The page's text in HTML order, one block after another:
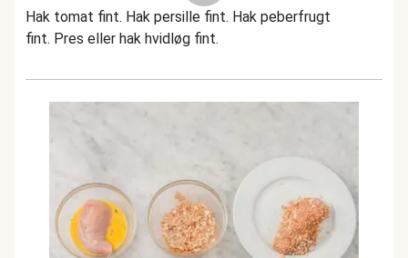
Hak tomat fint. Hak persille fint. Hak peberfrugt
fint. Pres eller hak hvidløg fint.